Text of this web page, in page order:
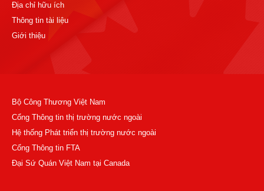
Địa chỉ hữu ích
Thông tin tài liệu
Giới thiệu
Bộ Công Thương Việt Nam
Cổng Thông tin thị trường nước ngoài
Hệ thống Phát triển thị trường nước ngoài
Cổng Thông tin FTA
Đại Sứ Quán Việt Nam tại Canada